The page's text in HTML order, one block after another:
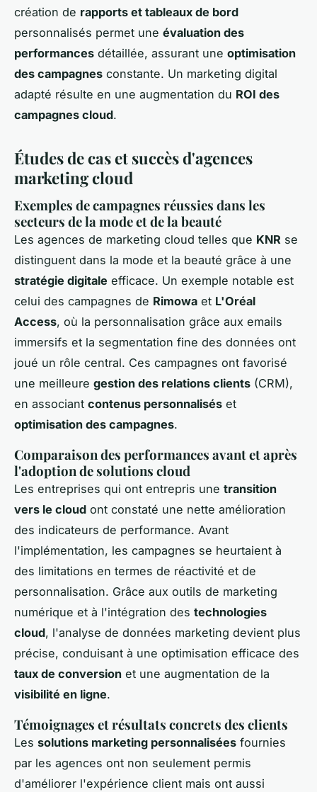
création de rapports et tableaux de bord
personnalisés permet une évaluation des
performances détaillée, assurant une optimisation
des campagnes constante. Un marketing digital
adapté résulte en une augmentation du ROI des
campagnes cloud.
Études de cas et succès d'agences
marketing cloud
Exemples de campagnes réussies dans les
secteurs de la mode et de la beauté
Les agences de marketing cloud telles que KNR se
distinguent dans la mode et la beauté grâce à une
stratégie digitale efficace. Un exemple notable est
celui des campagnes de Rimowa et L'Oréal
Access, où la personnalisation grâce aux emails
immersifs et la segmentation fine des données ont
joué un rôle central. Ces campagnes ont favorisé
une meilleure gestion des relations clients (CRM),
en associant contenus personnalisés et
optimisation des campagnes.
Comparaison des performances avant et après
l'adoption de solutions cloud
Les entreprises qui ont entrepris une transition
vers le cloud ont constaté une nette amélioration
des indicateurs de performance. Avant
l'implémentation, les campagnes se heurtaient à
des limitations en termes de réactivité et de
personnalisation. Grâce aux outils de marketing
numérique et à l'intégration des technologies
cloud, l'analyse de données marketing devient plus
précise, conduisant à une optimisation efficace des
taux de conversion et une augmentation de la
visibilité en ligne.
Témoignages et résultats concrets des clients
Les solutions marketing personnalisées fournies
par les agences ont non seulement permis
d'améliorer l'expérience client mais ont aussi